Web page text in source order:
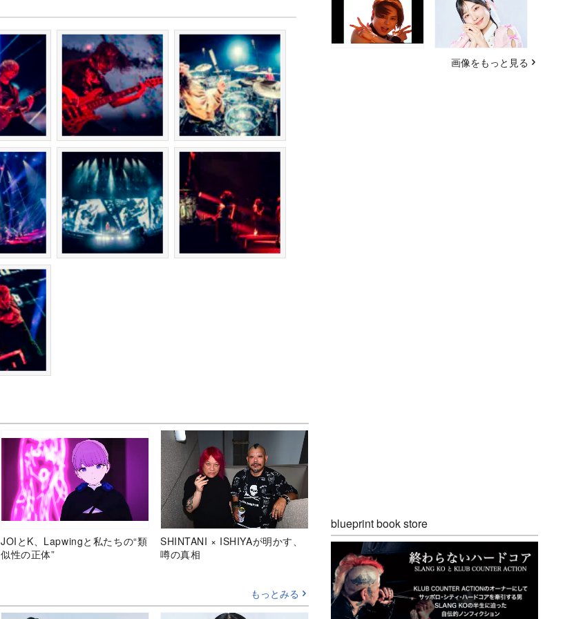
JOIとK、Lapwingと私たちの“類
似性の正体”
SHINTANI × ISHIYAが明かす、
噂の真相
もっとみる
画像をもっと見る
blueprint book store